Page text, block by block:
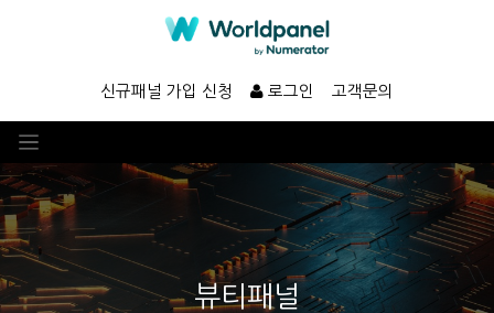
신규패널 가입 신청 로그인 고객문의
뷰티패널